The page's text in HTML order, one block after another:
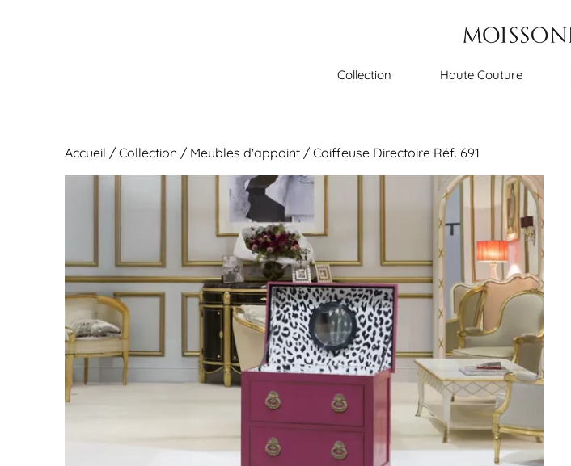
Collection Haute Couture
Accueil /Collection / Meubles d'appoint / Coiffeuse Directoire Réf. 691